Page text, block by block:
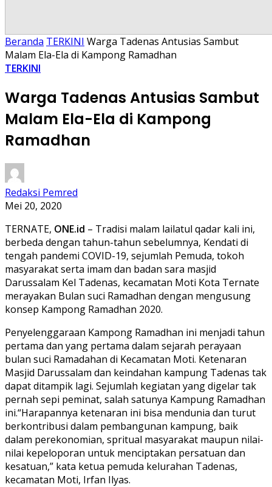
Beranda TERKINI Warga Tadenas Antusias Sambut
Malam Ela-Ela di Kampong Ramadhan
TERKINI
Warga Tadenas Antusias Sambut
Malam Ela-Ela di Kampong
Ramadhan
Redaksi Pemred
Mei 20, 2020
TERNATE, ONE.id – Tradisi malam lailatul qadar kali ini,
berbeda dengan tahun-tahun sebelumnya, Kendati di
tengah pandemi COVID-19, sejumlah Pemuda, tokoh
masyarakat serta imam dan badan sara masjid
Darussalam Kel Tadenas, kecamatan Moti Kota Ternate
merayakan Bulan suci Ramadhan dengan mengusung
konsep Kampong Ramadhan 2020.
Penyelenggaraan Kampong Ramadhan ini menjadi tahun
pertama dan yang pertama dalam sejarah perayaan
bulan suci Ramadahan di Kecamatan Moti. Ketenaran
Masjid Darussalam dan keindahan kampung Tadenas tak
dapat ditampik lagi. Sejumlah kegiatan yang digelar tak
pernah sepi peminat, salah satunya Kampung Ramadhan
ini.“Harapannya ketenaran ini bisa mendunia dan turut
berkontribusi dalam pembangunan kampung, baik
dalam perekonomian, spritual masyarakat maupun nilai-
nilai kepeloporan untuk menciptakan persatuan dan
kesatuan,” kata ketua pemuda kelurahan Tadenas,
kecamatan Moti, Irfan Ilyas.